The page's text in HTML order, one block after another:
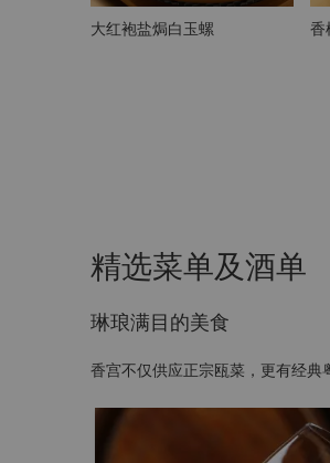
大红袍盐焗白玉螺 香
精选菜单及酒单
琳琅满目的美食
香宫不仅供应正宗瓯菜，更有经典